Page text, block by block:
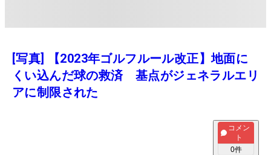
[写真] 【2023年ゴルフルール改正】地面に
くい込んだ球の救済 基点がジェネラルエリ
アに制限された
コメン
ト
0件